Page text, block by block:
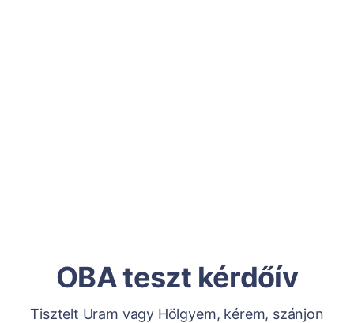
OBA teszt kérdőív
Tisztelt Uram vagy Hölgyem, kérem, szánjon